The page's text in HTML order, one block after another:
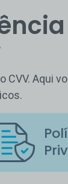
CVV. Aqui